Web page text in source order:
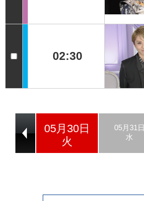
02:30
05月30日
火
05月31日
水